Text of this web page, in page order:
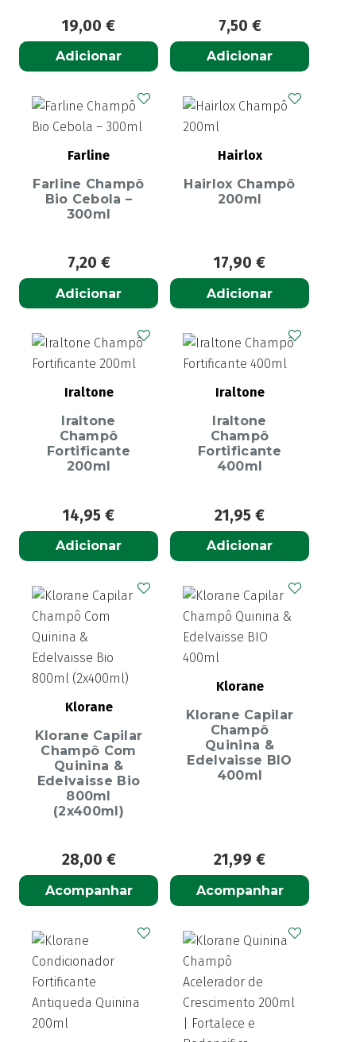
19,00 €
Adicionar
7,50 €
Adicionar
Farline
Farline Champô
Bio Cebola –
300ml
7,20 €
Adicionar
Hairlox
Hairlox Champô
200ml
17,90 €
Adicionar
Iraltone
Iraltone
Champô
Fortificante
200ml
14,95 €
Adicionar
Iraltone
Iraltone
Champô
Fortificante
400ml
21,95 €
Adicionar
Klorane
Klorane Capilar
Champô Com
Quinina &
Edelvaisse Bio
800ml
(2x400ml)
28,00 €
Acompanhar
Klorane
Klorane Capilar
Champô
Quinina &
Edelvaisse BIO
400ml
21,99 €
Acompanhar